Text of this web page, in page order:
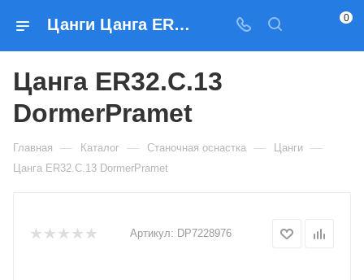
Цанги Цанга ER32.C.13 DormerPramet — купить по выгодным ценам в Москве 0
Цанга ER32.C.13
DormerPramet
Главная — Каталог — Станочная оснастка — Цанги —
Цанга ER32.C.13 DormerPramet
Артикул: DP7228976